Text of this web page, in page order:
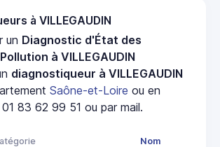
à VILLEGAUDIN
un Diagnostic d'État des
à VILLEGAUDIN
diagnostiqueur à VILLEGAUDIN
Saône-et-Loire ou en
83 62 99 51 ou par mail.
Nom